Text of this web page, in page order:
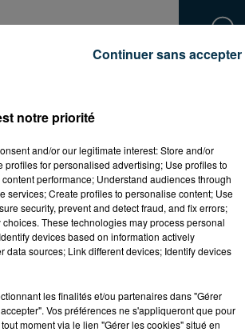
plan
t.co/NG8D0CQGq8
notamment
La mairie qui
fois dans la
Capricorne
notre priorité
and/or our legitimate interest: Store and/or
for personalised advertising; Use profiles to
performance; Understand audiences through
services; Create profiles to personalise content; Use
security, prevent and detect fraud, and fix errors;
These technologies may process personal
devices based on information actively
sources; Link different devices; Identify devices
les finalités et/ou partenaires dans "Gérer
Vos préférences ne s'appliqueront que pour
moment via le lien "Gérer les cookies" situé en
Continuer sans accepter